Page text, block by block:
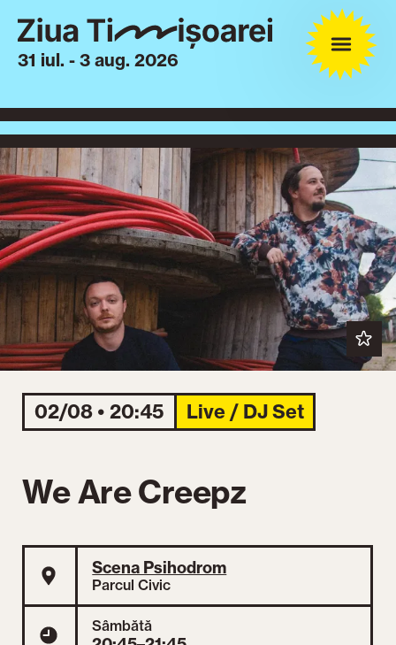
31 iul. - 3 aug. 2026
02/08 • 20:45 Live / DJ Set
We Are Creepz
Scena Psihodrom
Parcul Civic
Sâmbătă